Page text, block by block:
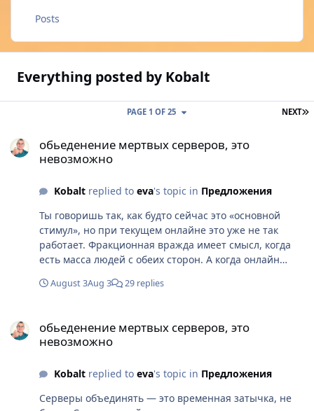
Posts
Everything posted by Kobalt
NEXT
PAGE 1 OF 25
обьеденение мертвых серверов, это
невозможно
Kobaltreplied to eva's topic in Предложения
Ты говоришь так, как будто сейчас это «основной
стимул», но при текущем онлайне это уже не так
работает. Фракционная вражда имеет смысл, когда
есть масса людей с обеих сторон. А когда онлайн
Да, часть игроков может отвалиться — это факт. Но
убьёт игру: потеря части аудитории или текущее
медленное вымирание. Про «все против всех» ты зря
его наоборот делает более частым и менее
"заскриптованным". Конфликты никуда не денутся,
просто они не будут ограничены рамками фракций.
August 3Aug 3 29 replies
обьеденение мертвых серверов, это
невозможно
Kobaltreplied to eva's topic in Предложения
Серверы объединять — это временная затычка, не